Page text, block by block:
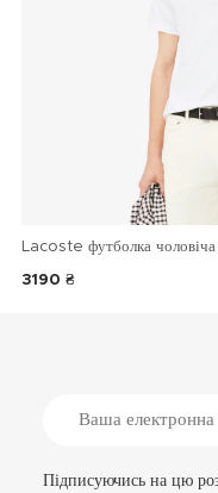
Lacoste футболка
3190 ₴
Підписуючись на цю